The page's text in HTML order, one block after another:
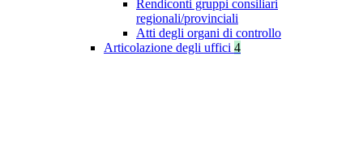
Rendiconti gruppi consiliari
regionali/provinciali
Atti degli organi di controllo
Articolazione degli uffici 4